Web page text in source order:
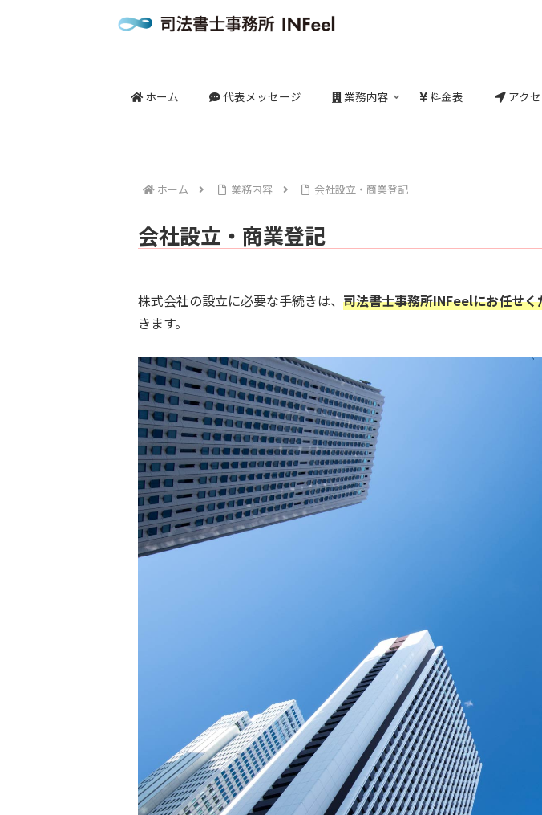
ホーム 代表メッセージ 業務内容 料金表 アク
ホーム 業務内容 会社設立・商業登記
会社設立・商業登記
株式会社の設立に必要な手続きは、 司法書士事務所INFeelにお任せく
きます。